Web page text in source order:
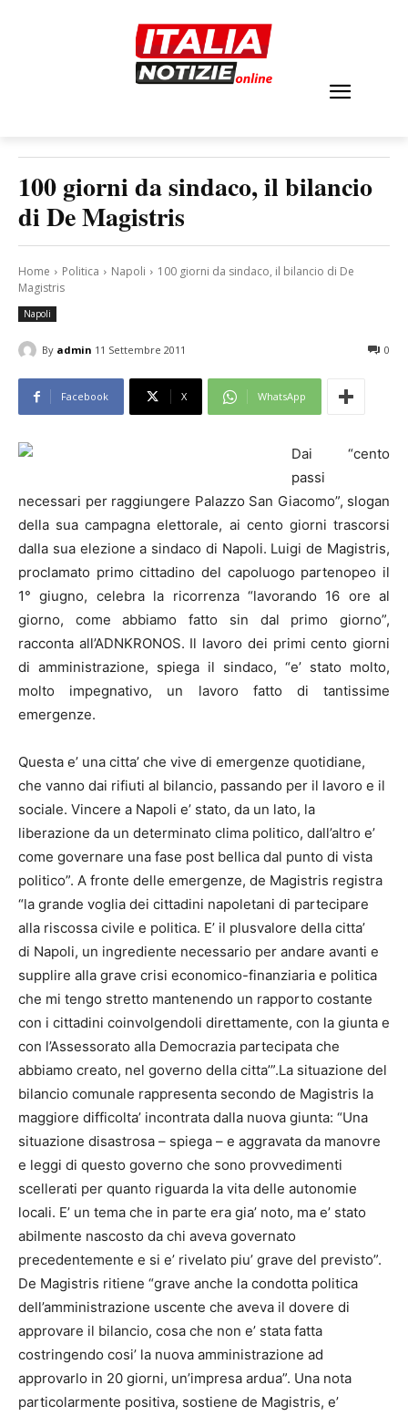
100 giorni da sindaco, il bilancio
di De Magistris
Home Politica Napoli
100 giorni da sindaco, il bilancio di De
Magistris
Napoli
By admin 11 Settembre 2011 0
Facebook X WhatsApp
Dai “cento
passi
necessari per raggiungere Palazzo San Giacomo”, slogan
della sua campagna elettorale, ai cento giorni trascorsi
dalla sua elezione a sindaco di Napoli. Luigi de Magistris,
proclamato primo cittadino del capoluogo partenopeo il
1° giugno, celebra la ricorrenza “lavorando 16 ore al
giorno, come abbiamo fatto sin dal primo giorno”,
racconta all’ADNKRONOS. Il lavoro dei primi cento giorni
di amministrazione, spiega il sindaco, “e’ stato molto,
molto impegnativo, un lavoro fatto di tantissime
emergenze.
Questa e’ una citta’ che vive di emergenze quotidiane,
che vanno dai rifiuti al bilancio, passando per il lavoro e il
sociale. Vincere a Napoli e’ stato, da un lato, la
liberazione da un determinato clima politico, dall’altro e’
come governare una fase post bellica dal punto di vista
politico”. A fronte delle emergenze, de Magistris registra
“la grande voglia dei cittadini napoletani di partecipare
alla riscossa civile e politica. E’ il plusvalore della citta’
di Napoli, un ingrediente necessario per andare avanti e
supplire alla grave crisi economico-finanziaria e politica
che mi tengo stretto mantenendo un rapporto costante
con i cittadini coinvolgendoli direttamente, con la giunta e
con l’Assessorato alla Democrazia partecipata che
abbiamo creato, nel governo della citta’”.La situazione del
bilancio comunale rappresenta secondo de Magistris la
maggiore difficolta’ incontrata dalla nuova giunta: “Una
situazione disastrosa – spiega – e aggravata da manovre
e leggi di questo governo che sono provvedimenti
scellerati per quanto riguarda la vita delle autonomie
locali. E’ un tema che in parte era gia’ noto, ma e’ stato
abilmente nascosto da chi aveva governato
precedentemente e si e’ rivelato piu’ grave del previsto”.
De Magistris ritiene “grave anche la condotta politica
dell’amministrazione uscente che aveva il dovere di
approvare il bilancio, cosa che non e’ stata fatta
costringendo cosi’ la nuova amministrazione ad
approvarlo in 20 giorni, un’impresa ardua”. Una nota
particolarmente positiva, sostiene de Magistris, e’